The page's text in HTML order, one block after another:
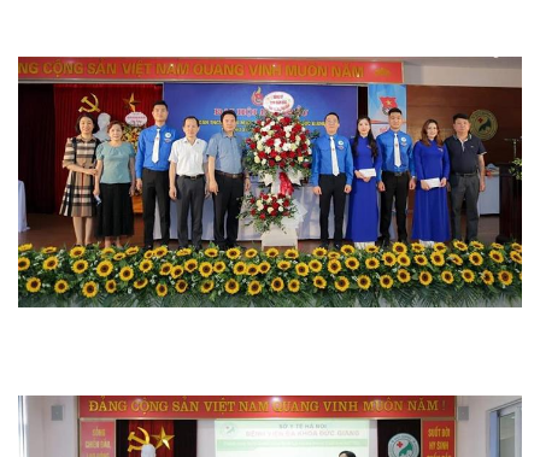
Hoạt động chuyên môn